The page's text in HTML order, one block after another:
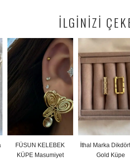
İLGİNİZİ
KELEBEK
Masumiyet
İthal Marka Dikdörtgen
Gold Küpe